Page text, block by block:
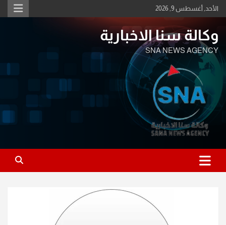
Skip
to
الأحد, أغسطس 9, 2026
وكالة سنا الاخبارية
SNA NEWS AGENCY